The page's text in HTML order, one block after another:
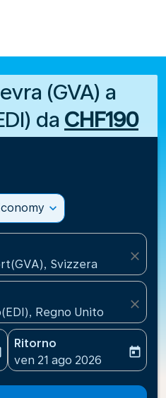
(GVA) a
da CHF190
expand_more
Svizzera
close
Regno Unito
close
aria-label
Ritorno
fc-booking-return-date-
ven 21 ago 2026
today